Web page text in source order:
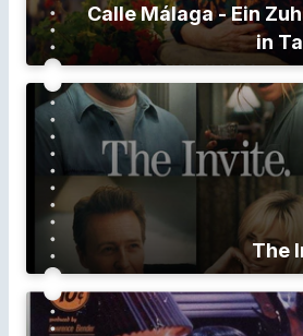
Calle Málaga - Ein
in
The